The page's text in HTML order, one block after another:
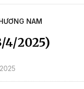
NAM
4/2025)